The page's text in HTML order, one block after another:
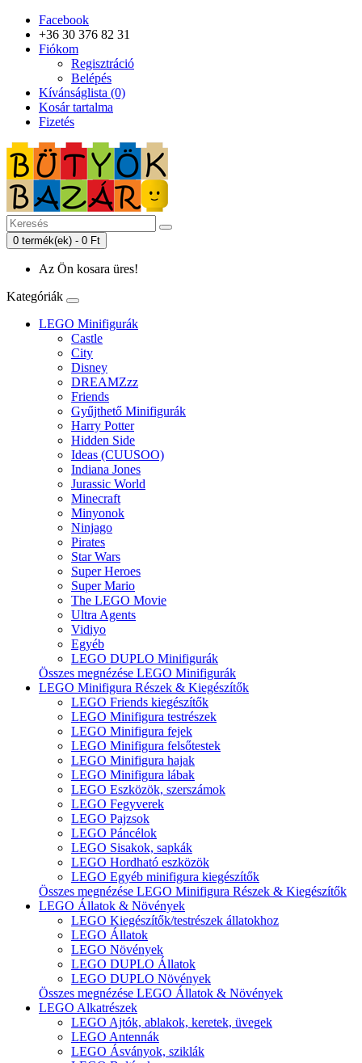
Facebook
+36 30 376 82 31
Fiókom
Regisztráció
Belépés
Kívánságlista (0)
Kosár tartalma
Fizetés
0 termék(ek) - 0 Ft
Az Ön kosara üres!
Kategóriák
LEGO Minifigurák
Castle
City
Disney
DREAMZzz
Friends
Gyűjthető Minifigurák
Harry Potter
Hidden Side
Ideas (CUUSOO)
Indiana Jones
Jurassic World
Minecraft
Minyonok
Ninjago
Pirates
Star Wars
Super Heroes
Super Mario
The LEGO Movie
Ultra Agents
Vidiyo
Egyéb
LEGO DUPLO Minifigurák
Összes megnézése LEGO Minifigurák
LEGO Minifigura Részek & Kiegészítők
LEGO Friends kiegészítők
LEGO Minifigura testrészek
LEGO Minifigura fejek
LEGO Minifigura felsőtestek
LEGO Minifigura hajak
LEGO Minifigura lábak
LEGO Eszközök, szerszámok
LEGO Fegyverek
LEGO Pajzsok
LEGO Páncélok
LEGO Sisakok, sapkák
LEGO Hordható eszközök
LEGO Egyéb minifigura kiegészítők
Összes megnézése LEGO Minifigura Részek & Kiegészítők
LEGO Állatok & Növények
LEGO Kiegészítők/testrészek állatokhoz
LEGO Állatok
LEGO Növények
LEGO DUPLO Állatok
LEGO DUPLO Növények
Összes megnézése LEGO Állatok & Növények
LEGO Alkatrészek
LEGO Ajtók, ablakok, keretek, üvegek
LEGO Antennák
LEGO Ásványok, sziklák